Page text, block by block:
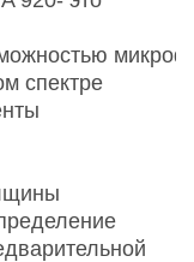
спектре